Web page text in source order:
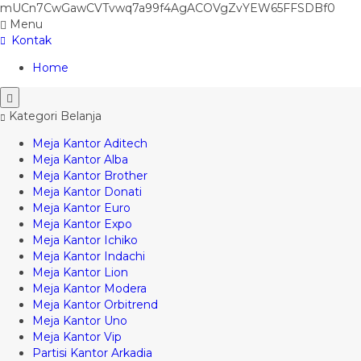
mUCn7CwGawCVTvwq7a99f4AgACOVgZvYEW65FFSDBf0
Menu
Kontak
Home
Kategori Belanja
Meja Kantor Aditech
Meja Kantor Alba
Meja Kantor Brother
Meja Kantor Donati
Meja Kantor Euro
Meja Kantor Expo
Meja Kantor Ichiko
Meja Kantor Indachi
Meja Kantor Lion
Meja Kantor Modera
Meja Kantor Orbitrend
Meja Kantor Uno
Meja Kantor Vip
Partisi Kantor Arkadia